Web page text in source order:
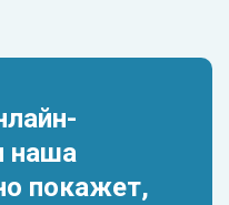
через наш сайт.
наша
покажет,